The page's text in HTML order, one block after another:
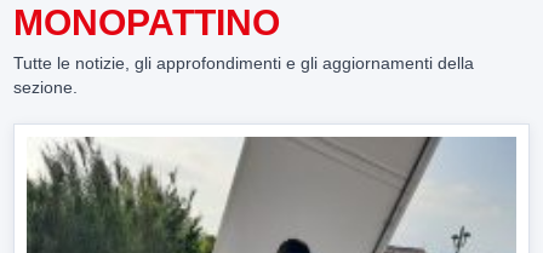
MONOPATTINO
Tutte le notizie, gli approfondimenti e gli aggiornamenti della
sezione.